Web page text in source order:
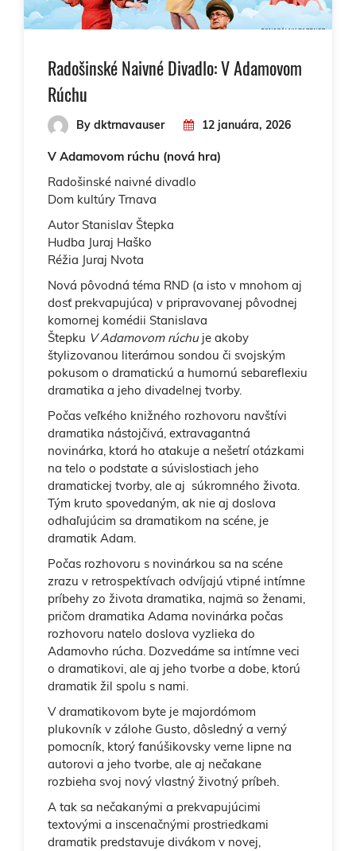
Radošinské Naivné Divadlo: V Adamovom
Rúchu
By dktrnavauser 12 januára, 2026
V Adamovom rúchu (nová hra)
Radošinské naivné divadlo
Dom kultúry Trnava
Autor Stanislav Štepka
Hudba Juraj Haško
Réžia Juraj Nvota
Nová pôvodná téma RND (a isto v mnohom aj
dosť prekvapujúca) v pripravovanej pôvodnej
komornej komédii Stanislava
Štepku V Adamovom rúchuje akoby
štylizovanou literárnou sondou či svojským
pokusom o dramatickú a humornú sebareflexiu
dramatika a jeho divadelnej tvorby.
Počas veľkého knižného rozhovoru navštívi
dramatika nástojčivá, extravagantná
novinárka, ktorá ho atakuje a nešetrí otázkami
na telo o podstate a súvislostiach jeho
dramatickej tvorby, ale aj súkromného života.
Tým kruto spovedaným, ak nie aj doslova
odhaľujúcim sa dramatikom na scéne, je
dramatik Adam.
Počas rozhovoru s novinárkou sa na scéne
zrazu v retrospektívach odvíjajú vtipné intímne
príbehy zo života dramatika, najmä so ženami,
pričom dramatika Adama novinárka počas
rozhovoru natelo doslova vyzlieka do
Adamovho rúcha. Dozvedáme sa intímne veci
o dramatikovi, ale aj jeho tvorbe a dobe, ktorú
dramatik žil spolu s nami.
V dramatikovom byte je majordómom
plukovník v zálohe Gusto, dôsledný a verný
pomocník, ktorý fanúšikovsky verne lipne na
autorovi a jeho tvorbe, ale aj nečakane
rozbieha svoj nový vlastný životný príbeh.
A tak sa nečakanými a prekvapujúcimi
textovými a inscenačnými prostriedkami
dramatik predstavuje divákom v novej,